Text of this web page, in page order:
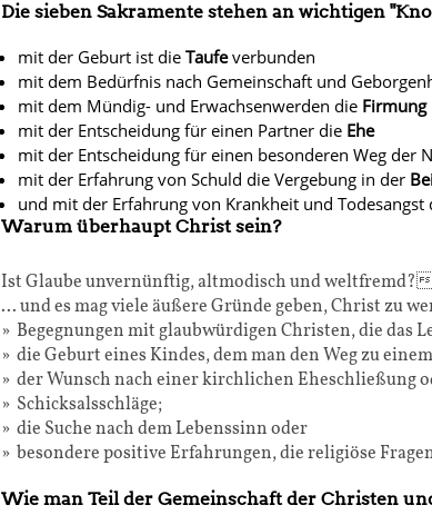
Die sieben Sakramente stehen an wichtigen
mit der Geburt ist die Taufeverbunden
mit dem Bedürfnis nach Gemeinschaft und
mit dem Mündig- und Erwachsenwerden die Firmung
mit der Entscheidung für einen Partner die Ehe
mit der Entscheidung für einen besonderen Weg der
mit der Erfahrung von Schuld die Vergebung in der
und mit der Erfahrung von Krankheit und
Warum überhaupt Christ sein?
Ist Glaube unvernünftig, altmodisch und weltfremd?
... und es mag viele äußere Gründe geben, Christ zu
» Begegnungen mit glaubwürdigen Christen, die das
» die Geburt eines Kindes, dem man den Weg zu
» der Wunsch nach einer kirchlichen Eheschließung
» Schicksalsschläge;
» die Suche nach dem Lebenssinn oder
» besondere positive Erfahrungen, die religiöse
Wie man Teil der Gemeinschaft der Christen